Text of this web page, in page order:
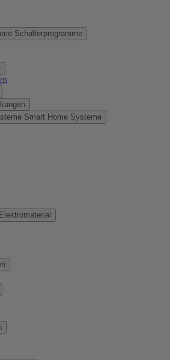
Schalterprogramme
Smart Home Systeme
Elektromaterial